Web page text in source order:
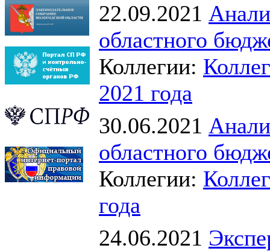
22.09.2021
областного
Коллегии:
2021 года
30.06.2021
областного
Коллегии:
года
24.06.2021